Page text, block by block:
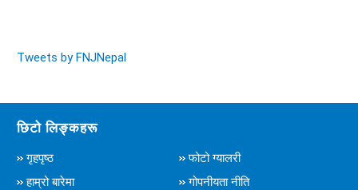
Tweets by FNJNepal
छिटो लिङ्कहरू
गृहपृष्ठ
फोटो ग्यालरी
हाम्रो बारेमा
गोपनीयता नीति